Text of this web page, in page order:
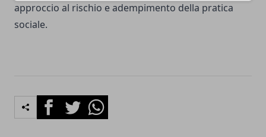
approccio al rischio e adempimento della pratica
sociale.
FacebookTwitterWhatsapp